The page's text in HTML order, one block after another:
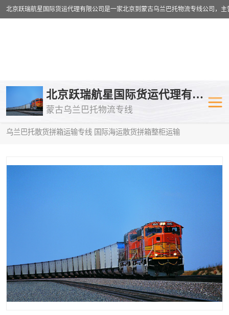
北京跃瑞航星国际货运代理有限公司
蒙古乌兰巴托物流专线
乌兰巴托散货拼箱运输专线 国际海运散货拼箱整柜运输
乌兰巴托物流专线 乌兰巴托铁
乌兰巴托公路运输
中欧班列 欧洲铁路运输
蒙古乌兰巴托双清包税 蒙古乌兰巴